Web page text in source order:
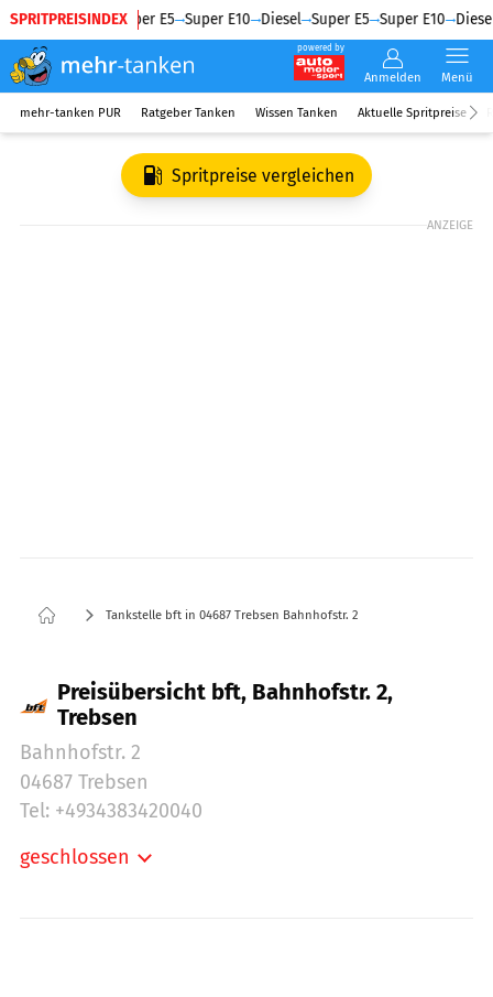
SPRITPREISINDEX
Diesel Super E5 Super E10 Diesel Super E5 Super E10 Diesel
powered by
Anmelden Menü
mehr-tanken PUR Ratgeber Tanken Wissen Tanken Aktuelle Spritpreise
Spritpreise vergleichen
ANZEIGE
Tankstelle bft in 04687 Trebsen Bahnhofstr. 2
Preisübersicht bft, Bahnhofstr. 2,
Trebsen
Bahnhofstr. 2
04687 Trebsen
Tel: +4934383420040
geschlossen